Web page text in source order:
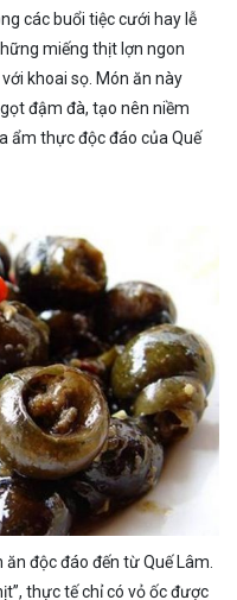
các buổi tiệc cưới hay lễ
miếng thịt lợn ngon
khoai sọ. Món ăn này
đậm đà, tạo nên niềm
ẩm thực độc đáo của Quế
độc đáo đến từ Quế Lâm.
thực tế chỉ có vỏ ốc được